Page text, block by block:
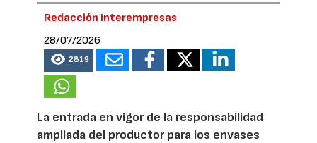
Redacción Interempresas
28/07/2026
2819
La entrada en vigor de la responsabilidad
ampliada del productor para los envases